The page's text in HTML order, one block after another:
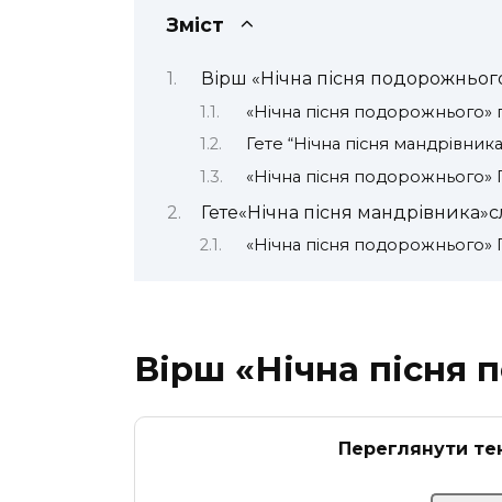
Зміст
Вірш «Нічна пісня
«Нічна пісня
Гете “Нічна пісня
«Нічна пісня подорожнього»
Гете«Нічна пісня
«Нічна пісня подорожнього»
Вірш «Нічна пісня
Переглянути